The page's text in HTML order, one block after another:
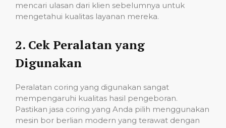
mencari ulasan dari klien sebelumnya untuk
mengetahui kualitas layanan mereka.
2. Cek Peralatan yang
Digunakan
Peralatan coring yang digunakan sangat
mempengaruhi kualitas hasil pengeboran.
Pastikan jasa coring yang Anda pilih menggunakan
mesin bor berlian modern yang terawat dengan